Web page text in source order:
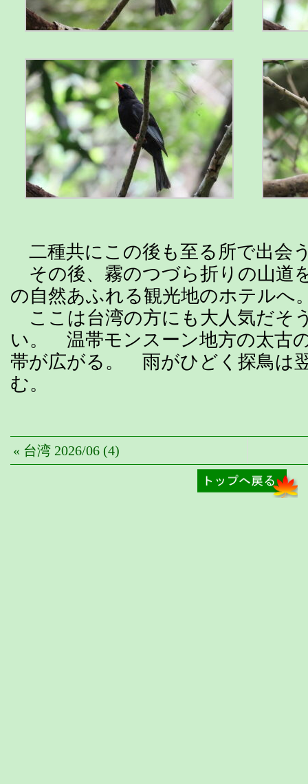
二種共にこの後も至る所で出会
その後、霧のつづら折りの山道
の自然あふれる観光地のホテルへ
ここは台湾の方にも大人気だそ
い。 温帯モンスーン地方の太古
帯が広がる。 雨がひどく探鳥は
む。
« 台湾 2026/06 (4)